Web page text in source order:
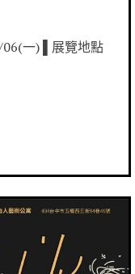
06(一) ▌展覽地點